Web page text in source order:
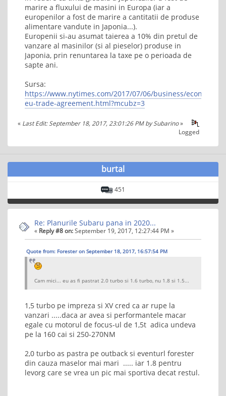
marire a fluxului de masini in Europa (iar a
europenilor a fost de marire a cantitatii de produse
alimentare vandute in Japonia...).
Europenii si-au asumat taierea a 10% din pretul de
vanzare al masinilor (si al pieselor) produse in
Japonia, prin renuntarea la taxe pe o perioada de
sapte ani.
Sursa:
https://www.nytimes.com/2017/07/06/business/economy/
eu-trade-agreement.html?mcubz=3
« Last Edit: September 18, 2017, 23:01:26 PM by Subarino»
Logged
burtal
451
Re: Planurile Subaru pana in 2020...
« Reply #8 on:September 19, 2017, 12:27:44 PM »
Quote from: Forester on September 18, 2017, 16:57:54 PM
Cam mici... eu as fi pastrat 2.0 turbo si 1.6 turbo, nu 1.8 si 1.5...
1,5 turbo pe impreza si XV cred ca ar rupe la
vanzari .....daca ar avea si performantele macar
egale cu motorul de focus-ul de 1,5t adica undeva
pe la 160 cai si 250-270NM
2,0 turbo as pastra pe outback si eventurl forester
din cauza maselor mai mari ..... iar 1.8 pentru
levorg care se vrea un pic mai sportiva decat restul.